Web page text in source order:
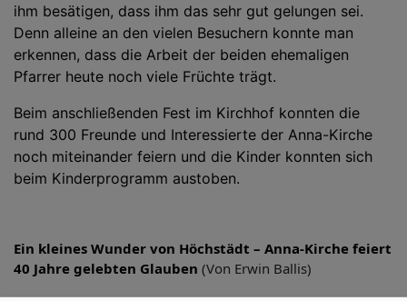
ihm besätigen, dass ihm das sehr gut gelungen sei.
Denn alleine an den vielen Besuchern konnte man
erkennen, dass die Arbeit der beiden ehemaligen
Pfarrer heute noch viele Früchte trägt.
Beim anschließenden Fest im Kirchhof konnten die
rund 300 Freunde und Interessierte der Anna-Kirche
noch miteinander feiern und die Kinder konnten sich
beim Kinderprogramm austoben.
Ein kleines Wunder von Höchstädt – Anna-Kirche feiert
40 Jahre gelebten Glauben (Von Erwin Ballis)